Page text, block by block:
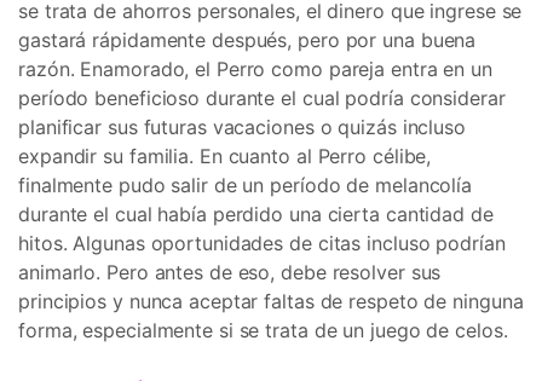
se trata de ahorros personales, el dinero que ingrese se
gastará rápidamente después, pero por una buena
razón. Enamorado, el Perro como pareja entra en un
período beneficioso durante el cual podría considerar
planificar sus futuras vacaciones o quizás incluso
expandir su familia. En cuanto al Perro célibe,
finalmente pudo salir de un período de melancolía
durante el cual había perdido una cierta cantidad de
hitos. Algunas oportunidades de citas incluso podrían
animarlo. Pero antes de eso, debe resolver sus
principios y nunca aceptar faltas de respeto de ninguna
forma, especialmente si se trata de un juego de celos.